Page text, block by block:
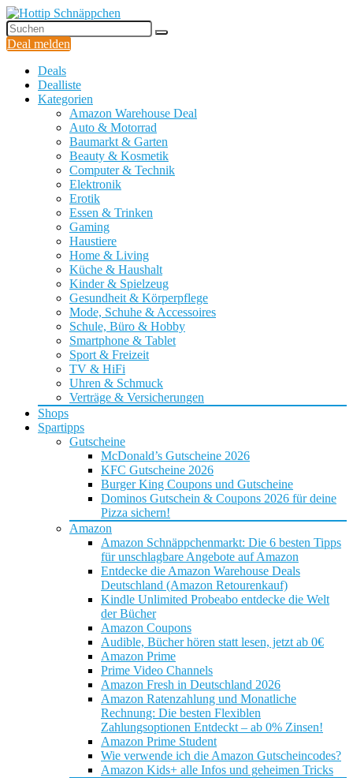
Deal melden
Deals
Dealliste
Kategorien
Amazon Warehouse Deal
Auto & Motorrad
Baumarkt & Garten
Beauty & Kosmetik
Computer & Technik
Elektronik
Erotik
Essen & Trinken
Gaming
Haustiere
Home & Living
Küche & Haushalt
Kinder & Spielzeug
Gesundheit & Körperpflege
Mode, Schuhe & Accessoires
Schule, Büro & Hobby
Smartphone & Tablet
Sport & Freizeit
TV & HiFi
Uhren & Schmuck
Verträge & Versicherungen
Shops
Spartipps
Gutscheine
McDonald’s Gutscheine 2026
KFC Gutscheine 2026
Burger King Coupons und Gutscheine
Dominos Gutschein & Coupons 2026 für deine
Pizza sichern!
Amazon
Amazon Schnäppchenmarkt: Die 6 besten Tipps
für unschlagbare Angebote auf Amazon
Entdecke die Amazon Warehouse Deals
Deutschland (Amazon Retourenkauf)
Kindle Unlimited Probeabo entdecke die Welt
der Bücher
Amazon Coupons
Audible, Bücher hören statt lesen, jetzt ab 0€
Amazon Prime
Prime Video Channels
Amazon Fresh in Deutschland 2026
Amazon Ratenzahlung und Monatliche
Rechnung: Die besten Flexiblen
Zahlungsoptionen Entdeckt – ab 0% Zinsen!
Amazon Prime Student
Wie verwende ich die Amazon Gutscheincodes?
Amazon Kids+ alle Infos und geheimen Tricks